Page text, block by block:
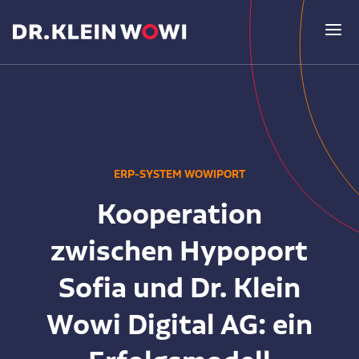
Sicher. Flexibel. Smart.
Versicherung
Individuell und leistungsstark
Finanzierung
Persönlich & digital mit WOWIFIN
Über uns
Leitidee & Kernkompetenzen
Wer oder was ist Dr. Klein Wowi?
Finanzen und Digitalisierung
Aktuelles
Newsroom
Blog der Redaktion
Kundenstimmen
ERP-SYSTEM WOWIPORT
Kooperation
zwischen Hypoport
Sofia und Dr. Klein
Wowi Digital AG: ein